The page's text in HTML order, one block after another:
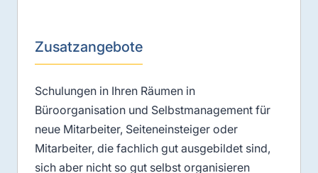
Zusatzangebote
Schulungen in Ihren Räumen in
Büroorganisation und Selbstmanagement für
neue Mitarbeiter, Seiteneinsteiger oder
Mitarbeiter, die fachlich gut ausgebildet sind,
sich aber nicht so gut selbst organisieren